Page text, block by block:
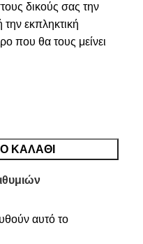
δικούς σας την
εκπληκτική
που θα τους μείνει
ΚΑΛΆΘΙ
αυτό το